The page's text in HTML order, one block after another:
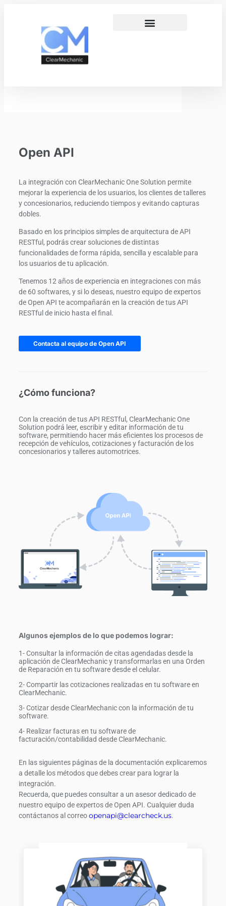
Open API
La integración con ClearMechanic One Solution permite
mejorar la experiencia de los usuarios, los clientes de talleres
y concesionarios, reduciendo tiempos y evitando capturas
dobles.
Basado en los principios simples de arquitectura de API
RESTful, podrás crear soluciones de distintas
funcionalidades de forma rápida, sencilla y escalable para
los usuarios de tu aplicación.
Tenemos 12 años de experiencia en integraciones con más
de 60 softwares, y si lo deseas, nuestro equipo de expertos
de Open API te acompañarán en la creación de tus API
RESTful de inicio hasta el final.
Contacta al equipo de Open API
¿Cómo funciona?
Con la creación de tus API RESTful, ClearMechanic One
Solution podrá leer, escribir y editar información de tu
software, permitiendo hacer más eficientes los procesos de
recepción de vehículos, cotizaciones y facturación de los
concesionarios y talleres automotrices.
Algunos ejemplos de lo que podemos lograr:
1- Consultar la información de citas agendadas desde la
aplicación de ClearMechanic y transformarlas en una Orden
de Reparación en tu software desde el celular.
2- Compartir las cotizaciones realizadas en tu software en
ClearMechanic.
3- Cotizar desde ClearMechanic con la información de tu
software.
4- Realizar facturas en tu software de
facturación/contabilidad desde ClearMechanic.
En las siguientes páginas de la documentación explicaremos
a detalle los métodos que debes crear para lograr la
integración.
Recuerda, que puedes consultar a un asesor dedicado de
nuestro equipo de expertos de Open API. Cualquier duda
contáctanos al correoopenapi@clearcheck.us.